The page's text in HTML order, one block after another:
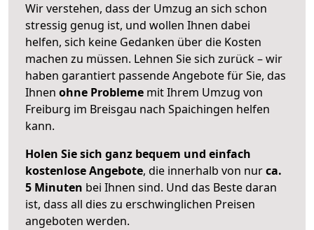
Wir verstehen, dass der Umzug an sich schon
stressig genug ist, und wollen Ihnen dabei
helfen, sich keine Gedanken über die Kosten
machen zu müssen. Lehnen Sie sich zurück – wir
haben garantiert passende Angebote für Sie, das
Ihnen ohne Probleme mit Ihrem Umzug von
Freiburg im Breisgau nach Spaichingen helfen
kann.
Holen Sie sich ganz bequem und einfach
kostenlose Angebote, die innerhalb von nurca.
5 Minuten bei Ihnen sind. Und das Beste daran
ist, dass all dies zu erschwinglichen Preisen
angeboten werden.